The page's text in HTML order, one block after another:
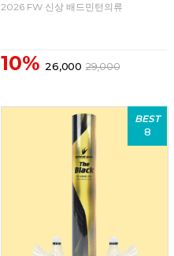
2026 FW 신상 배드민턴의류
10% 26,000 29,000
BEST
8